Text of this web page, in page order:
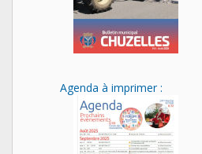
Agenda à imprimer :